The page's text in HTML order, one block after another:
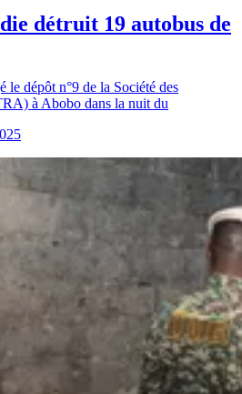
détruit 19 autobus de
le dépôt n°9 de la Société des
à Abobo dans la nuit du